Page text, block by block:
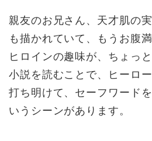
親友のお兄さん、天才肌の
も描かれていて、もうお腹
ヒロインの趣味が、ちょっ
小説を読むことで、ヒーロ
打ち明けて、セーフワード
いうシーンがあります。